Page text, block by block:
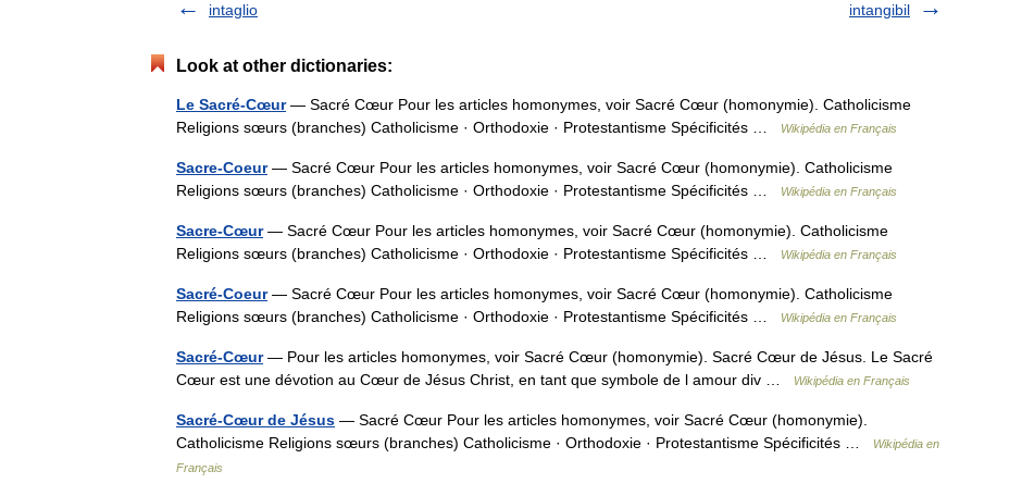
intaglio
intangibil
Look at other dictionaries:
Le Sacré-Cœur— Sacré Cœur Pour les articles homonymes, voir Sacré Cœur (homonymie). Catholicisme
Religions sœurs (branches) Catholicisme · Orthodoxie · Protestantisme Spécificités …
Wikipédia en Français
Sacre-Coeur— Sacré Cœur Pour les articles homonymes, voir Sacré Cœur (homonymie). Catholicisme
Religions sœurs (branches) Catholicisme · Orthodoxie · Protestantisme Spécificités …
Wikipédia en Français
Sacre-Cœur— Sacré Cœur Pour les articles homonymes, voir Sacré Cœur (homonymie). Catholicisme
Religions sœurs (branches) Catholicisme · Orthodoxie · Protestantisme Spécificités …
Wikipédia en Français
Sacré-Coeur— Sacré Cœur Pour les articles homonymes, voir Sacré Cœur (homonymie). Catholicisme
Religions sœurs (branches) Catholicisme · Orthodoxie · Protestantisme Spécificités …
Wikipédia en Français
Sacré-Cœur— Pour les articles homonymes, voir Sacré Cœur (homonymie). Sacré Cœur de Jésus. Le Sacré
Cœur est une dévotion au Cœur de Jésus Christ, en tant que symbole de l amour div …
Wikipédia en Français
Sacré-Cœur de Jésus — Sacré Cœur Pour les articles homonymes, voir Sacré Cœur (homonymie).
Catholicisme Religions sœurs (branches) Catholicisme · Orthodoxie · Protestantisme Spécificités …
Wikipédia en
Français